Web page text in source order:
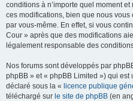
conditions à n’importe quel moment
ces modifications, bien que nous
par vous-même. En effet, si vous
Cour » après que des modifications
légalement responsable des
Nos forums sont développés par
phpBB » et « phpBB Limited ») qui
déclaré sous la « licence publique
téléchargé sur le site de phpBB (en